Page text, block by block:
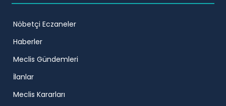
Nöbetçi Eczaneler
Haberler
Meclis Gündemleri
İlanlar
Meclis Kararları